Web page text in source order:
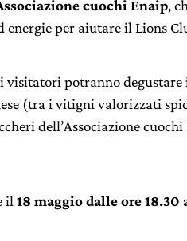
cuochi Enaip,
energie per aiutare il Lions
i visitatori potranno
(tra i vitigni valorizzati
dell’Associazione
il18 maggio dalle ore 18.30